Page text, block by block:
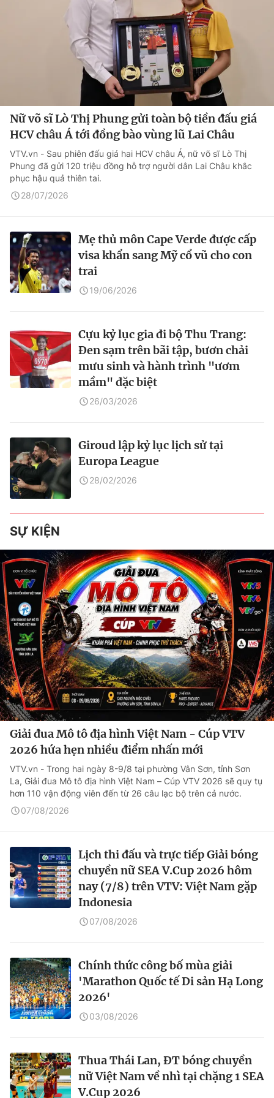
Nữ võ sĩ Lò Thị Phung gửi toàn bộ tiền đấu giá
HCV châu Á tới đồng bào vùng lũ Lai Châu
VTV.vn - Sau phiên đấu giá hai HCV châu Á, nữ võ sĩ Lò Thị
Phung đã gửi 120 triệu đồng hỗ trợ người dân Lai Châu khắc
phục hậu quả thiên tai.
28/07/2026
Mẹ thủ môn Cape Verde được cấp
visa khẩn sang Mỹ cổ vũ cho con
trai
19/06/2026
Cựu kỷ lục gia đi bộ Thu Trang:
Đen sạm trên bãi tập, bươn chải
mưu sinh và hành trình "ươm
mầm" đặc biệt
26/03/2026
Giroud lập kỷ lục lịch sử tại
Europa League
28/02/2026
SỰ KIỆN
Giải đua Mô tô địa hình Việt Nam - Cúp VTV
2026 hứa hẹn nhiều điểm nhấn mới
VTV.vn - Trong hai ngày 8-9/8 tại phường Vân Sơn, tỉnh Sơn
La, Giải đua Mô tô địa hình Việt Nam – Cúp VTV 2026 sẽ quy tụ
hơn 110 vận động viên đến từ 26 câu lạc bộ trên cả nước.
07/08/2026
Lịch thi đấu và trực tiếp Giải bóng
chuyền nữ SEA V.Cup 2026 hôm
nay (7/8) trên VTV: Việt Nam gặp
Indonesia
07/08/2026
Chính thức công bố mùa giải
'Marathon Quốc tế Di sản Hạ Long
2026'
03/08/2026
Thua Thái Lan, ĐT bóng chuyền
nữ Việt Nam về nhì tại chặng 1 SEA
V.Cup 2026